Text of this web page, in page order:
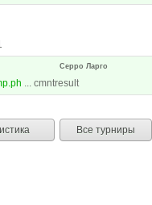
Серро Ларго
... cmntresult
Все турниры